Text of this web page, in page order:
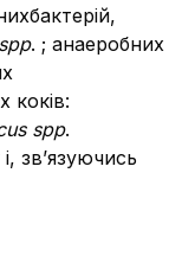
. ; анаеробних
коків:
spp.
зв’язуючись